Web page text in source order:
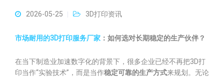
2026-05-25 3D打印资讯
市场耐用的3D打印服务厂家 ：如何选对长期稳定的生产伙伴？
在当下制造业加速数字化的背景下，很多企业已经不再把3D打
印当作“实验技术”，而是当作稳定可靠的生产方式来规划。无论